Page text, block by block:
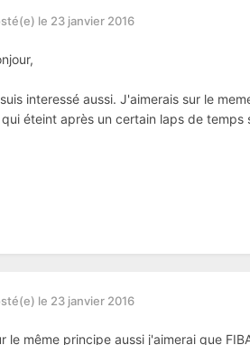
le 23 janvier 2016
interessé aussi. J'aimerais sur le
éteint après un certain laps de temps
le 23 janvier 2016
le même principe aussi j'aimerai que